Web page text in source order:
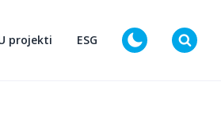
projekti ESG D